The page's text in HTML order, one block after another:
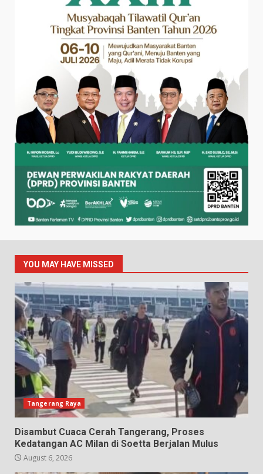
YOU MAY HAVE MISSED
Tangerang Raya
Disambut Cuaca Cerah Tangerang, Proses
Kedatangan AC Milan di Soetta Berjalan Mulus
August 6, 2026